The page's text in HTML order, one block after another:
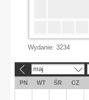
Wydanie: 3234
maj
PN WT ŚR CZ